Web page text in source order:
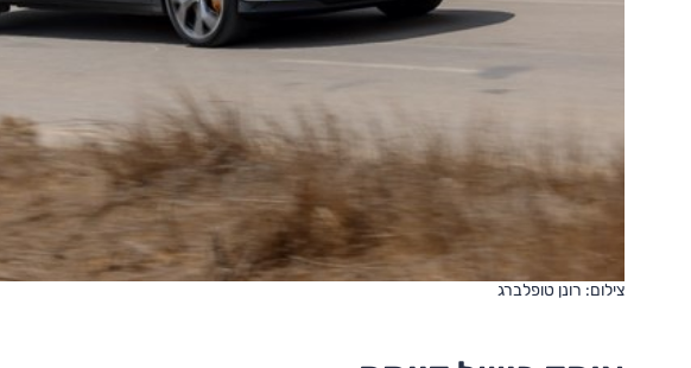
צילום: רונן טופלברג